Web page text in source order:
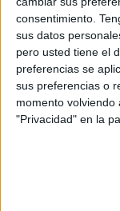
consentimiento.
sus datos
pero usted tiene el
preferencias se
sus preferencias o
momento volviendo
"Privacidad" en la